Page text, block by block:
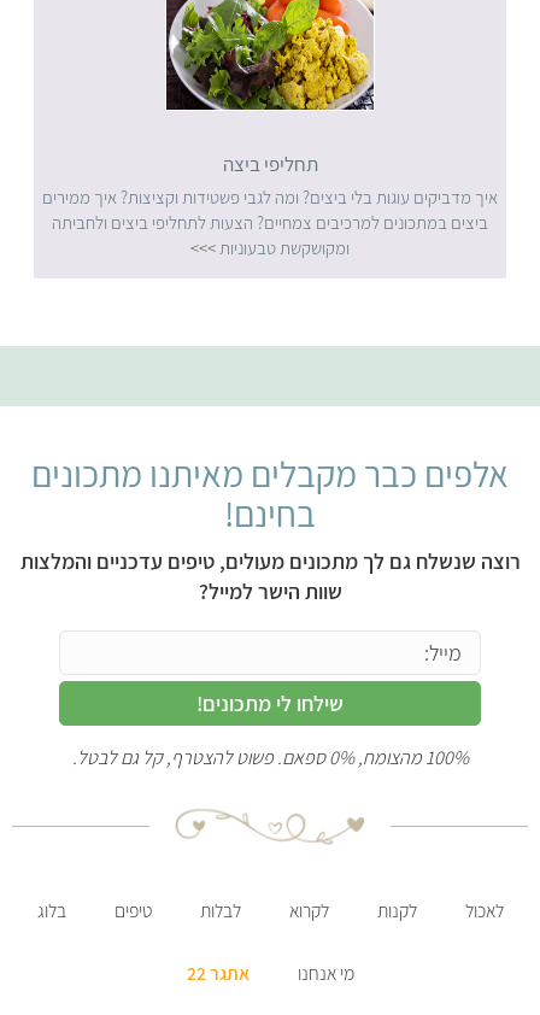
תחליפי ביצה
איך מדביקים עוגות בלי ביצים? ומה לגבי פשטידות וקציצות? איך ממירים
ביצים במתכונים למרכיבים צמחיים? הצעות לתחליפי ביצים ולחביתה
ומקושקשת טבעוניות>>>
אלפים כבר מקבלים מאיתנו מתכונים
בחינם!
שנשלח גם לך מתכונים מעולים, טיפים עדכניים והמלצות
שוות הישר למייל?
שילחו לי מתכונים!
100% מהצומח, 0% ספאם. פשוט להצטרף, קל גם לבטל.
לאכול לקנות לקרוא לבלות טיפים
מי אנחנו אתגר 22